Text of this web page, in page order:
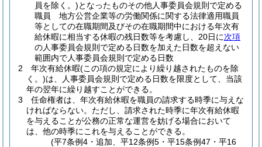
員を除く。)となったものその他人事委員会規則で定める
職員 地方公営企業等の労働関係に関する法律適用職員
等としての在職期間及びその在職期間中における年次有
給休暇に相当する休暇の残日数等を考慮し、20日に次項
の人事委員会規則で定める日数を加えた日数を超えない
範囲内で人事委員会規則で定める日数
2
年次有給休暇(この項の規定により繰り越されたものを除
く。)は、人事委員会規則で定める日数を限度として、当該
年の翌年に繰り越すことができる。
3
任命権者は、年次有給休暇を職員の請求する時季に与えな
ければならない。 ただし、請求された時季に年次有給休暇
を与えることが公務の正常な運営を妨げる場合において
は、他の時季にこれを与えることができる。
(平7条例4・追加、平12条例5・平15条例47・平16